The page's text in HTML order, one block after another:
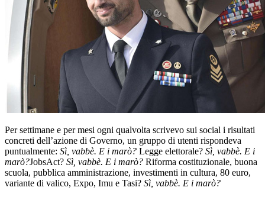
Per settimane e per mesi ogni qualvolta scrivevo sui social i risultati
concreti dell’azione di Governo, un gruppo di utenti rispondeva
puntualmente: Sì, vabbè. E i marò? Legge elettorale? Sì, vabbè. E i
marò?JobsAct? Sì, vabbè. E i marò? Riforma costituzionale, buona
scuola, pubblica amministrazione, investimenti in cultura, 80 euro,
variante di valico, Expo, Imu e Tasi? Sì, vabbè. E i marò?